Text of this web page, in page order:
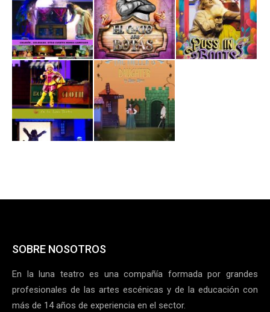
SOBRE NOSOTROS
En la luna teatro es una compañía formada por grandes
profesionales de las artes escénicas y de la educación con
más de 14 años de experiencia en el sector.